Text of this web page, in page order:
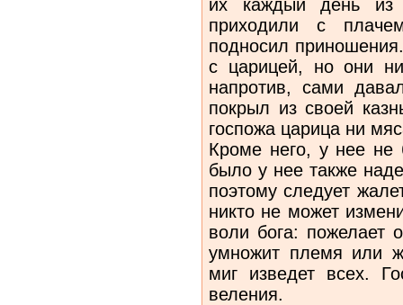
их каждый день из
приходили с
подносил
с царицей, но они
напротив, сами
покрыл из своей
госпожа царица ни
Кроме него, у нее
было у нее также
поэтому следует
никто не может
воли бога: пожелает
умножит племя или
миг изведет всех.
веления.